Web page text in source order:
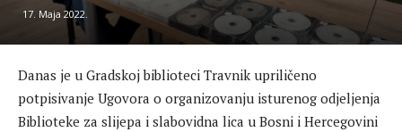
17. Maja 2022.
Danas je u Gradskoj biblioteci Travnik upriličeno
potpisivanje Ugovora o organizovanju isturenog odjeljenja
Biblioteke za slijepa i slabovidna lica u Bosni i Hercegovini